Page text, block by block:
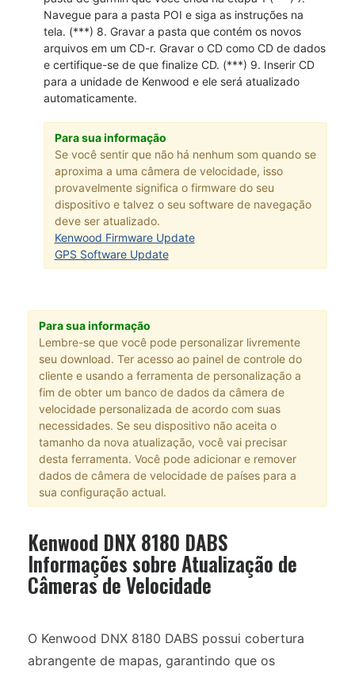
Navegue para a pasta POI e siga as instruções na
tela. (***) 8. Gravar a pasta que contém os novos
arquivos em um CD-r. Gravar o CD como CD de dados
e certifique-se de que finalize CD. (***) 9. Inserir CD
para a unidade de Kenwood e ele será atualizado
automaticamente.
Para sua informação
Se você sentir que não há nenhum som quando se
aproxima a uma câmera de velocidade, isso
provavelmente significa o firmware do seu
dispositivo e talvez o seu software de navegação
deve ser atualizado.
Kenwood Firmware Update
GPS Software Update
Para sua informação
Lembre-se que você pode personalizar livremente
seu download. Ter acesso ao painel de controle do
cliente e usando a ferramenta de personalização a
fim de obter um banco de dados da câmera de
velocidade personalizada de acordo com suas
necessidades. Se seu dispositivo não aceita o
tamanho da nova atualização, você vai precisar
desta ferramenta. Você pode adicionar e remover
dados de câmera de velocidade de países para a
sua configuração actual.
Kenwood DNX 8180 DABS
Informações sobre Atualização de
Câmeras de Velocidade
O Kenwood DNX 8180 DABS possui cobertura
abrangente de mapas, garantindo que os